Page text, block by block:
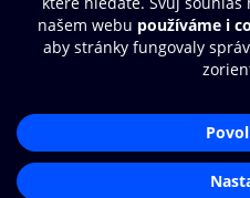
© O2 Czech Republic a.s.
Zásady zpracování osobních
Čti a